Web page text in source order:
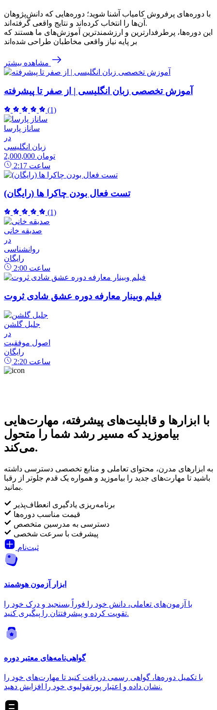
با دوره‌های پرفروش کامیاب آشنا شوید؛ دوره‌هایی که دانش‌پژوهان
آن‌ها را انتخاب کرده‌اند و نتایج واقعی گرفته‌اند.
این دوره‌ها، پرطرفدارترین و ارزشمندترین آموزش‌های ما هستند که
بر پایه نیاز واقعی مخاطبان طراحی شده‌اند
مشاهده بیشتر
آموزش تخصصی زبان انگلیسی | از صفر تا پیشرفته
(1)
ساناز پارسا
در
زبان انگلیسی
2,000,000 تومان
2:17 ساعت
تست فعال بودن چاکرا ها (رایگان)
(1)
صدیقه خانی
در
روانشناسی
رایگان
2:00 ساعت
فیلم وبینار معارفه دوره عشق شادی ثروت
جلیل گلشن
در
اصول موفقیت
رایگان
2:20 ساعت
با ابزارها و قابلیت‌های پیشرفته، مهارت‌هایی
بیاموزید که مسیر رشد شما را متحول
می‌کند.
به ابزارهای مدرن، محتوای تعاملی و منابع تخصصی دسترسی داشته
باشید تا مهارت‌های جدید را بیاموزید و همواره یک قدم جلوتر از رقبا
بمانید.
برنامه‌ریزی یادگیری انعطاف‌پذیر
قیمت مناسب دوره‌ها
دسترسی به مدرسین متخصص
پیشرفت با سرعت شخصی
ثبت‌نام
ابزار آزمون هوشمند
با آزمون‌های تعاملی، دانش خود را فوراً بسنجید و درک خود را
تقویت کرده و پیشرفتتان را پیگیری کنید.
گواهی‌نامه‌های معتبر دوره
با تکمیل دوره‌ها، گواهی رسمی دریافت کنید تا مهارت‌های خود را
نشان داده و اعتبار پورتفولیوی خود را افزایش دهید.